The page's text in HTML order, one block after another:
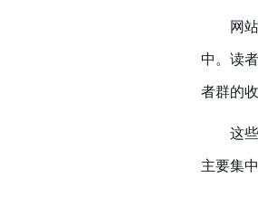
网站适
中。读
者群的
这些读
主要集